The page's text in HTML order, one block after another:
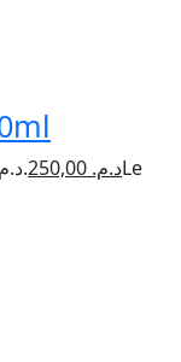
Le prix initial était : د.م. 285,00. د.م.Le